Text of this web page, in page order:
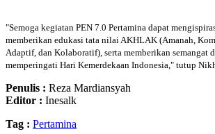
"Semoga kegiatan PEN 7.0 Pertamina dapat
memberikan edukasi tata nilai AKHLAK (Amanah,
Adaptif, dan Kolaboratif), serta memberikan semangat
memperingati Hari Kemerdekaan Indonesia," tutup
Penulis : Reza Mardiansyah
Editor : Inesalk
Tag : Pertamina